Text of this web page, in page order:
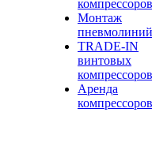
компрессоров
Монтаж
пневмолиний
TRADE-IN
винтовых
компрессоров
Аренда
компрессоров